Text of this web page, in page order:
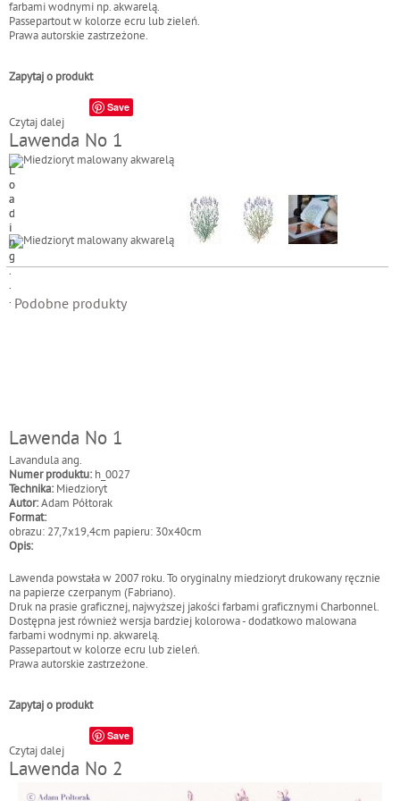
farbami wodnymi np. akwarelą.
Passepartout w kolorze ecru lub zieleń.
Prawa autorskie zastrzeżone.
Zapytaj o produkt
Save
Czytaj dalej
p
s
w
i
o
Lawenda No 1
L
o
a
d
i
n
g
.
.
.
L
o
a
d
i
n
g
.
.
. Podobne produkty
Lawenda No 1
Lavandula ang.
Numer produktu: h_0027
Technika: Miedzioryt
Autor:Adam Półtorak
Format:
obrazu: 27,7x19,4cm papieru: 30x40cm
Opis:
Lawenda powstała w 2007 roku. To oryginalny miedzioryt drukowany ręcznie
na papierze czerpanym (Fabriano).
Druk na prasie graficznej, najwyższej jakości farbami graficznymi Charbonnel.
Dostępna jest również wersja bardziej kolorowa - dodatkowo malowana
farbami wodnymi np. akwarelą.
Passepartout w kolorze ecru lub zieleń.
Prawa autorskie zastrzeżone.
Zapytaj o produkt
Save
Czytaj dalej
p
s
Lawenda No 2